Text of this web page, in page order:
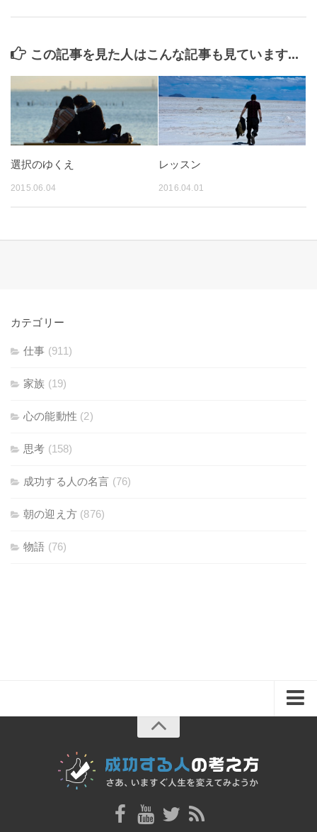
この記事を見た人はこんな記事も見ています...
選択のゆくえ
2015.06.04
レッスン
2016.04.01
カテゴリー
仕事 (911)
家族 (19)
心の能動性 (2)
思考 (158)
成功する人の名言 (76)
朝の迎え方 (876)
物語 (76)